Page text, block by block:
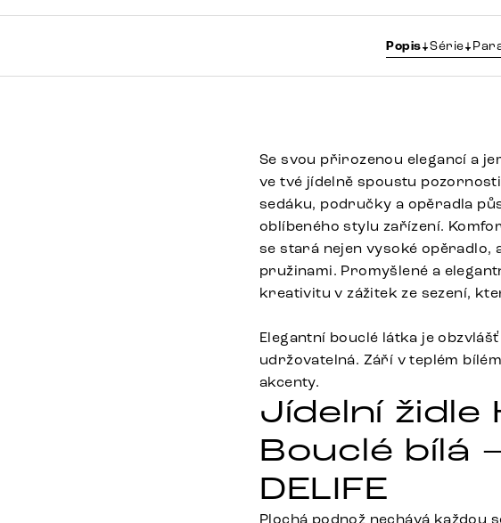
Popis Série
Se svou přirozenou elegancí a
ve tvé jídelně spoustu
sedáku, područky a opěradla
oblíbeného stylu zařízení.
se stará nejen vysoké opěradlo,
pružinami. Promyšlené a
kreativitu v zážitek ze sezení,
Elegantní bouclé látka je
udržovatelná. Září v teplém
akcenty.
Jídelní
Bouclé bílá
DELIFE
Plochá podnož nechává každou